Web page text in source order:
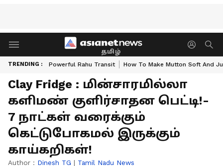
தமிழ்
TRENDING : Powerful Rahu Transit How To Make Mutton Soft And
Clay Fridge : மின்சாரமில்லா
களிமண் குளிர்சாதன பெட்டி!-
7 நாட்கள் வரைக்கும்
கெட்டுபோகமல் இருக்கும்
காய்கறிகள்!
Author : Dinesh TG | Tamil Nadu News